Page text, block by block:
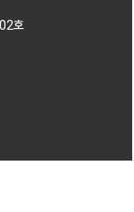
호